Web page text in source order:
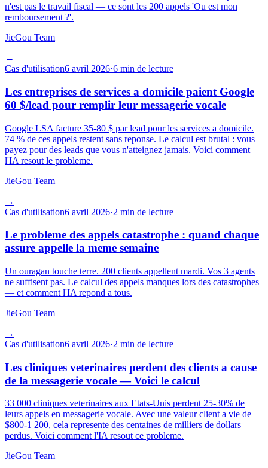
n'est pas le travail fiscal — ce sont les 200 appels 'Ou est mon
remboursement ?'.
JieGou Team
→
Cas d'utilisation6 avril 2026·6 min de lecture
Les entreprises de services a domicile paient Google
60 $/lead pour remplir leur messagerie vocale
Google LSA facture 35-80 $ par lead pour les services a domicile.
74 % de ces appels restent sans reponse. Le calcul est brutal : vous
payez pour des leads que vous n'atteignez jamais. Voici comment
l'IA resout le probleme.
JieGou Team
→
Cas d'utilisation6 avril 2026·2 min de lecture
Le probleme des appels catastrophe : quand chaque
assure appelle la meme semaine
Un ouragan touche terre. 200 clients appellent mardi. Vos 3 agents
ne suffisent pas. Le calcul des appels manques lors des catastrophes
— et comment l'IA repond a tous.
JieGou Team
→
Cas d'utilisation6 avril 2026·2 min de lecture
Les cliniques veterinaires perdent des clients a cause
de la messagerie vocale — Voici le calcul
33 000 cliniques veterinaires aux Etats-Unis perdent 25-30% de
leurs appels en messagerie vocale. Avec une valeur client a vie de
$800-1 200, cela represente des centaines de milliers de dollars
perdus. Voici comment l'IA resout ce probleme.
JieGou Team